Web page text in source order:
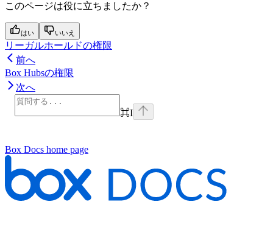
このページは役に立ちましたか？
はい いいえ
リーガルホールドの権限
前へ
Box Hubsの権限
次へ
⌘I
Box Docs home page